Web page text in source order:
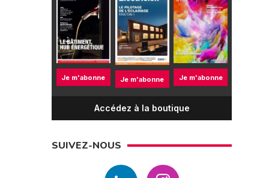
Je m'abonne Je m'abonne Je m'abonne
Accédez à la boutique
SUIVEZ-NOUS